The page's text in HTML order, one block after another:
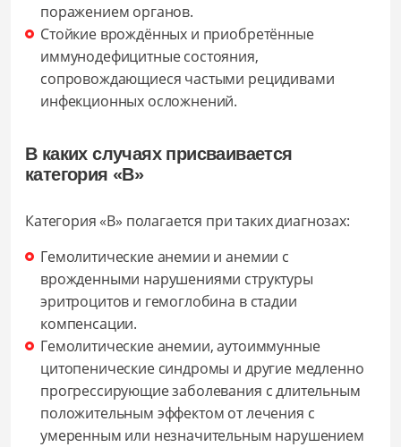
поражением органов.
Стойкие врождённых и приобретённые
иммунодефицитные состояния,
сопровождающиеся частыми рецидивами
инфекционных осложнений.
В каких случаях присваивается
категория «В»
Категория «В» полагается при таких диагнозах:
Гемолитические анемии и анемии с
врожденными нарушениями структуры
эритроцитов и гемоглобина в стадии
компенсации.
Гемолитические анемии, аутоиммунные
цитопенические синдромы и другие медленно
прогрессирующие заболевания с длительным
положительным эффектом от лечения с
умеренным или незначительным нарушением